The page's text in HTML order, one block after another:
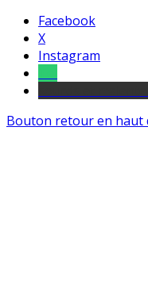
Facebook
X
Instagram
Bouton retour en haut